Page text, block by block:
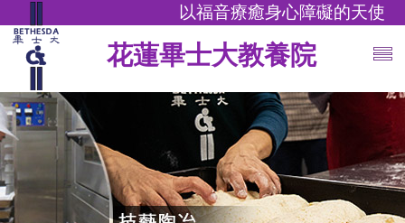
以福音療癒身心障礙的天使
花蓮畢士大教養院